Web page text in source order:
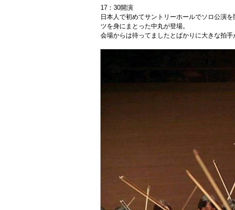
17：30開演
日本人で初めてサントリーホールでソロ公演
ツを身にまとった中丸が登場。
会場からは待ってましたとばかりに大きな拍手